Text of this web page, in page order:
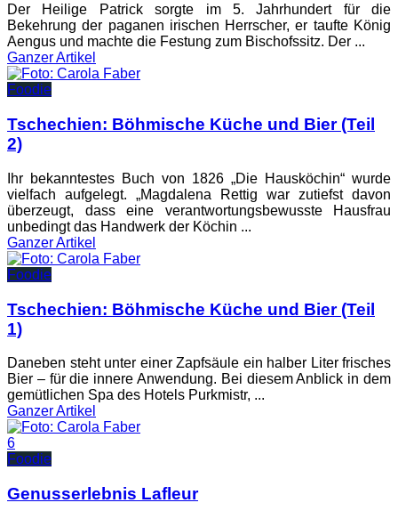
Der Heilige Patrick sorgte im 5. Jahrhundert für die
Bekehrung der paganen irischen Herrscher, er taufte König
Aengus und machte die Festung zum Bischofssitz. Der ...
GanzerArtikel
Foodie
Tschechien: Böhmische Küche und Bier (Teil
2)
Ihr bekanntestes Buch von 1826 „Die Hausköchin“ wurde
vielfach aufgelegt. „Magdalena Rettig war zutiefst davon
überzeugt, dass eine verantwortungsbewusste Hausfrau
unbedingt das Handwerk der Köchin ...
GanzerArtikel
Foodie
Tschechien: Böhmische Küche und Bier (Teil
1)
Daneben steht unter einer Zapfsäule ein halber Liter frisches
Bier – für die innere Anwendung. Bei diesem Anblick in dem
gemütlichen Spa des Hotels Purkmistr, ...
GanzerArtikel
6
Foodie
Genusserlebnis Lafleur